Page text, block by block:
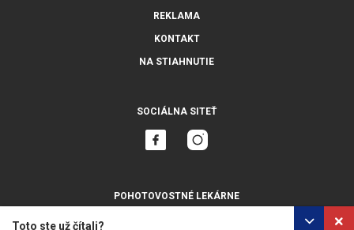
Toto ste už čítali?
REKLAMA
KONTAKT
NA STIAHNUTIE
SOCIÁLNA SITEŤ
POHOTOVOSTNÉ LEKÁRNE